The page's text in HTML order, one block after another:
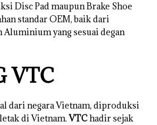
Disc Pad maupun Brake Shoe
standar OEM, baik dari
Aluminium yang sesuai degan
VTC
dari negara Vietnam, diproduksi
di Vietnam.VTChadir sejak